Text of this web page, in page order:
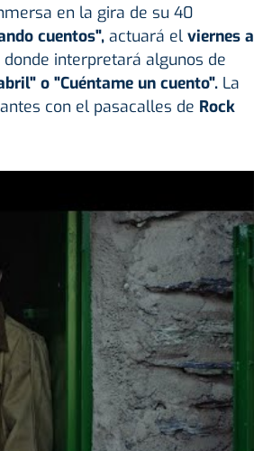
en la gira de su 40
cuentos",actuará el viernes a
donde interpretará algunos de
o "Cuéntame un cuento".La
con el pasacalles de Rock